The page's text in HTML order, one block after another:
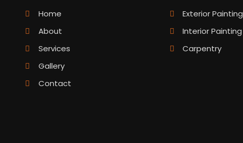
Home
About
Services
Gallery
Contact
Exterior Painting
Interior Painting
Carpentry